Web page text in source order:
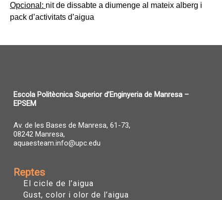
Opcional: nit de dissabte a diumenge al mateix alberg i
pack d’activitats d’aigua
Escola Politècnica Superior d’Enginyeria de Manresa –
EPSEM
Av. de les Bases de Manresa, 61-73,
08242 Manresa,
aquaesteam.info@upc.edu
Reptes
El cicle de l’aigua
Gust, color i olor de l’aigua